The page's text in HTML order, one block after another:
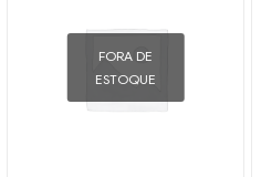
FORA DE
ESTOQUE